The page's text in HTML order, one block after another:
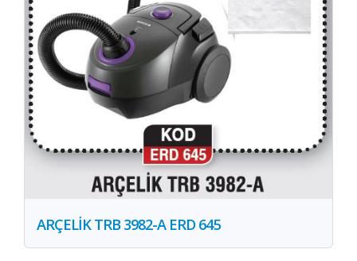
ARÇELİK TRB 3982-A ERD 645